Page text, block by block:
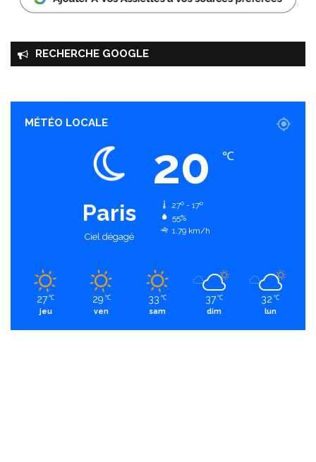
RECHERCHE GOOGLE
MÉTÉO LOCALE
Paris
Ciel dégagé
20 ℃
27º - 17º
55%
1.79 km/h
27 ℃
jeu
29 ℃
ven
33 ℃
sam
37 ℃
dim
32 ℃
lun